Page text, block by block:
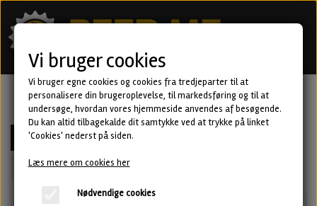
Alle IPA Mørkt Barrel Aged
Alkoholfri
Vi bruger cookies
Vi bruger egne cookies og cookies fra tredjeparter til at
personalisere din brugeroplevelse, til markedsføring og til at
undersøge, hvordan vores hjemmeside anvendes af besøgende.
Du kan altid tilbagekalde dit samtykke ved at trykke på linket
'Cookies' nederst på siden.
Læs mere om cookies her
Nødvendige cookies